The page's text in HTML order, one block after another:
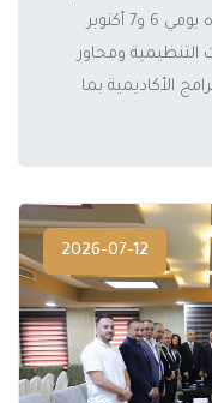
الرقمي ومستقبل التوظيف”، المقرر عقده يومي 6 و7 أكتوبر
التنظيمية ومحاور
الأكاديمية بما
2026-07-12